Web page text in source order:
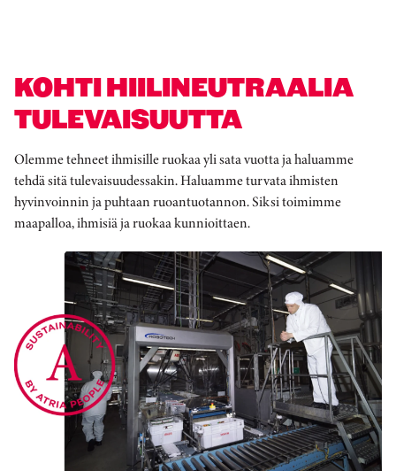
KOHTI HIILINEUTRAALIA
TULEVAISUUTTA
Olemme tehneet ihmisille ruokaa yli sata vuotta ja haluamme
tehdä sitä tulevaisuudessakin. Haluamme turvata ihmisten
hyvinvoinnin ja puhtaan ruoantuotannon. Siksi toimimme
maapalloa, ihmisiä ja ruokaa kunnioittaen.